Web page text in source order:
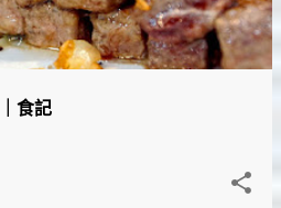
食記